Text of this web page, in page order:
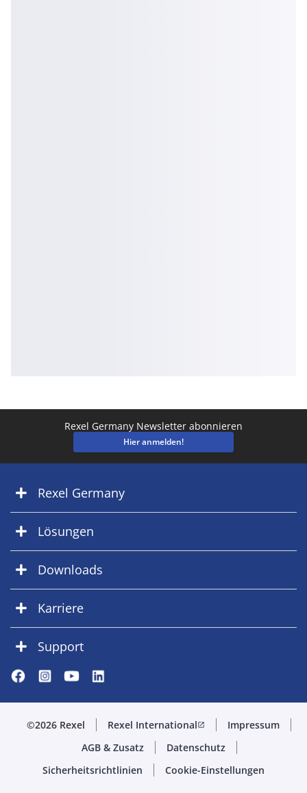
Rexel Germany Newsletter abonnieren
Hier anmelden!
Rexel Germany
Lösungen
Downloads
Karriere
Support
©2026 Rexel Rexel Internationalopen_in_new
Impressum
AGB & Zusatz
Datenschutz
Sicherheitsrichtlinien
Cookie-Einstellungen